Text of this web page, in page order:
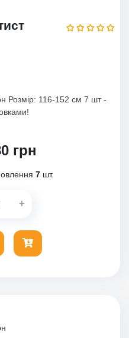
Розмір: 116-152 см 7 шт -
грн
7шт.
+